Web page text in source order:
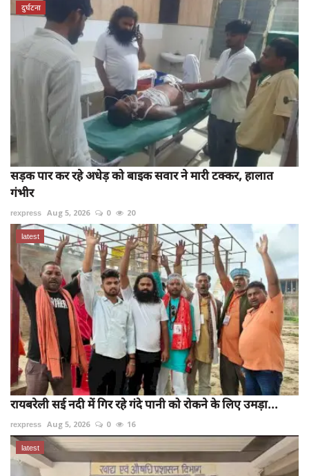
दुर्घटना
सड़क पार कर रहे अधेड़ को बाइक सवार ने मारी टक्कर, हालात
गंभीर
rexpress Aug 5, 2026 0 20
latest
रायबरेली सई नदी में गिर रहे गंदे पानी को रोकने के लिए उमड़ा...
rexpress Aug 5, 2026 0 16
latest